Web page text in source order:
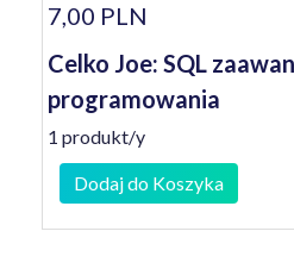
7,00 PLN
Celko Joe: SQL
programowania
1 produkt/y
Dodaj do Koszyka